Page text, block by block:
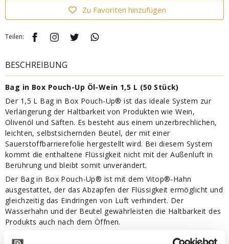
Zu Favoriten hinzufügen
Teilen:
BESCHREIBUNG
Bag in Box Pouch-Up Öl-Wein 1,5 L (50 Stück)
Der 1,5 L Bag in Box Pouch-Up® ist das ideale System zur
Verlängerung der Haltbarkeit von Produkten wie Wein,
Olivenöl und Säften. Es besteht aus einem unzerbrechlichen,
leichten, selbstsichernden Beutel, der mit einer
Sauerstoffbarrierefolie hergestellt wird. Bei diesem System
kommt die enthaltene Flüssigkeit nicht mit der Außenluft in
Berührung und bleibt somit unverändert.
Der Bag in Box Pouch-Up® ist mit dem Vitop®-Hahn
ausgestattet, der das Abzapfen der Flüssigkeit ermöglicht und
gleichzeitig das Eindringen von Luft verhindert. Der
Wasserhahn und der Beutel gewährleisten die Haltbarkeit des
Produkts auch nach dem Öffnen.